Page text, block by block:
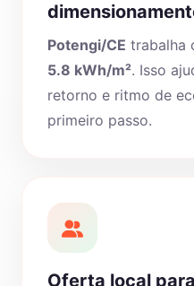
Potengi/CE trabalha
5.8 kWh/m². Isso
retorno e ritmo de
primeiro passo.
Oferta local